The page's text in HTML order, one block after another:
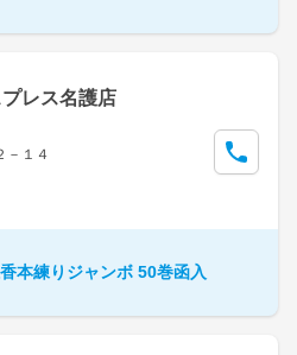
レス名護店
－１４
本練りジャンボ 50巻函入